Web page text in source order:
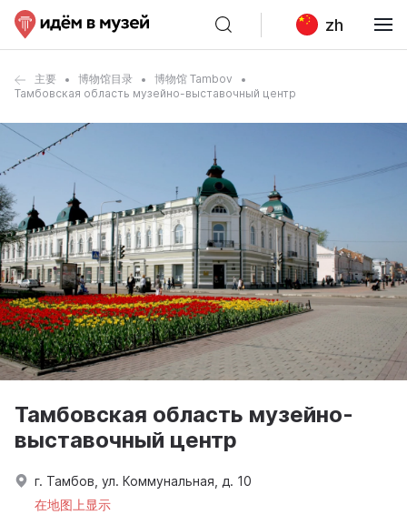
zh
主要 博物馆目录
博物馆 Tambov
Тамбовская область музейно-выставочный центр
Тамбовская область музейно-
выставочный центр
г. Тамбов, ул. Коммунальная, д. 10
在地图上显示